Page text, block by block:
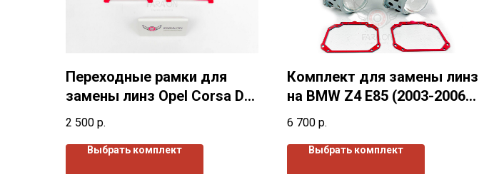
Переходные рамки для
замены линз Opel Corsa D
(2006-2014)г.в.
2 500 р.
Выбрать комплект
Комплект для замены линз
на BMW Z4 E85 (2003-2006)
г.в.
6 700 р.
Выбрать комплект